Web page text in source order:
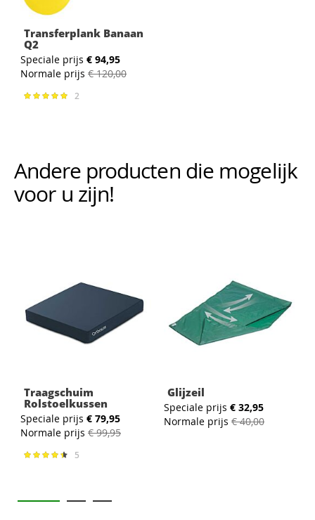
Transferplank Banaan
Q2
Speciale prijs € 94,95
Normale prijs € 120,00
Waardering:
2
Andere producten die mogelijk
voor u zijn!
Traagschuim
Rolstoelkussen
Speciale prijs € 79,95
Normale prijs € 99,95
Waardering:
5
Glijzeil
Speciale prijs € 32,95
Normale prijs € 40,00